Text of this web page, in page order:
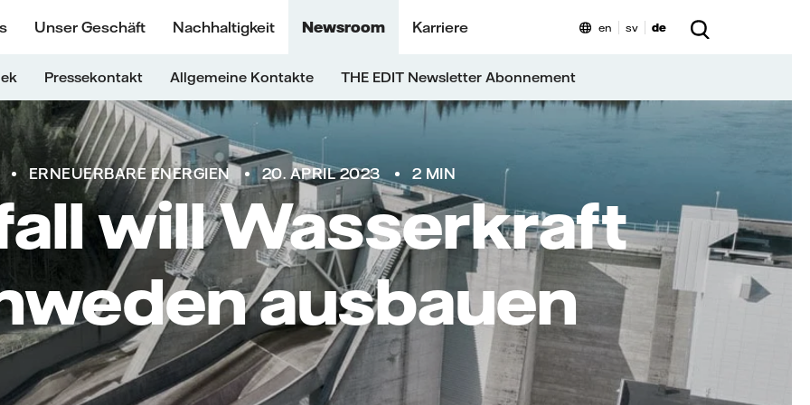
Unser Geschäft Nachhaltigkeit Newsroom Karriere
Pressekontakt Allgemeine Kontakte THE EDIT Newsletter Abonnement
en sv de
ERNEUERBARE ENERGIEN 20. APRIL 2023 2 MIN
will Wasserkraft
ausbauen